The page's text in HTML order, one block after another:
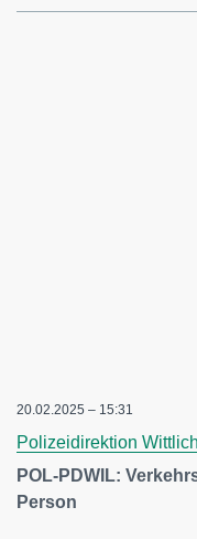
20.02.2025 – 15:31
Polizeidirektion Wittlich
POL-PDWIL:
Person